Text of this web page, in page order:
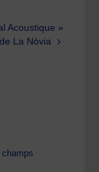
Acoustique »
de La Nòvia
champs